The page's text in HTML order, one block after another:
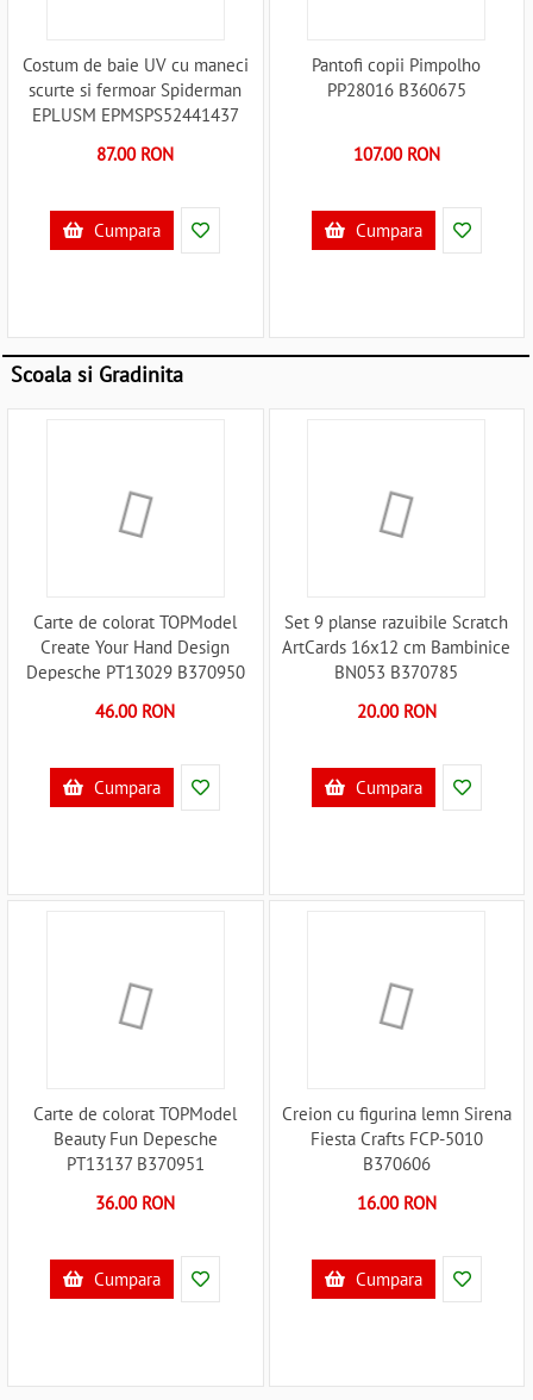
Costum de baie UV cu maneci
scurte si fermoar Spiderman
EPLUSM EPMSPS52441437
87.00 RON
Cumpara
Pantofi copii Pimpolho
PP28016 B360675
107.00 RON
Cumpara
Scoala si Gradinita
Carte de colorat TOPModel
Create Your Hand Design
Depesche PT13029 B370950
46.00 RON
Cumpara
Set 9 planse razuibile Scratch
ArtCards 16x12 cm Bambinice
BN053 B370785
20.00 RON
Cumpara
Carte de colorat TOPModel
Beauty Fun Depesche
PT13137 B370951
36.00 RON
Cumpara
Creion cu figurina lemn Sirena
Fiesta Crafts FCP-5010
B370606
16.00 RON
Cumpara